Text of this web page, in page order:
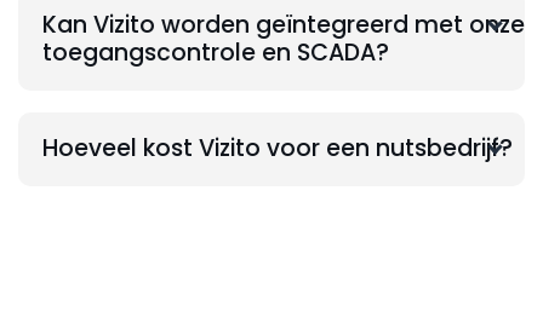
Kan Vizito worden geïntegreerd met onze
toegangscontrole en SCADA?
Hoeveel kost Vizito voor een nutsbedrijf?